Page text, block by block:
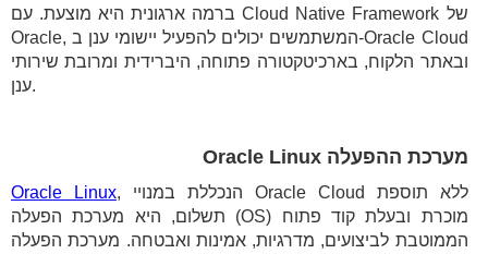
ברמה ארגונית היא מוצעת. עם Cloud Native Framework של
Oracle, המשתמשים יכולים להפעיל יישומי ענן ב-Oracle Cloud
ובאתר הלקוח, בארכיטקטורה פתוחה, היברידית ומרובת שירותי
ענן.
מערכת ההפעלה Oracle Linux
Oracle Linux, הנכללת במנויי Oracle Cloud ללא תוספת
תשלום, היא מערכת הפעלה (OS) מוכרת ובעלת קוד פתוח
הממוטבת לביצועים, מדרגיות, אמינות ואבטחה. מערכת הפעלה